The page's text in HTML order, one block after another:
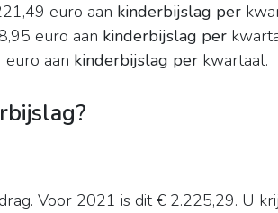
euro aan kinderbijslag per
euro aan kinderbijslag per
aan kinderbijslag per kwartaal.
Voor 2021 is dit € 2.225,29. U